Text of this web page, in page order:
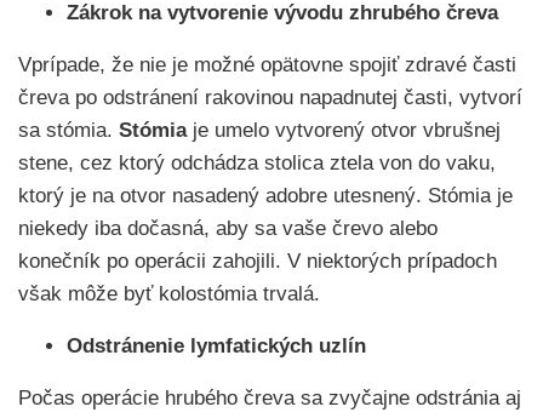
Zákrok na vytvorenie vývodu zhrubého čreva
Vprípade, že nie je možné opätovne spojiť zdravé časti
čreva po odstránení rakovinou napadnutej časti, vytvorí
sa stómia. Stómia je umelo vytvorený otvor vbrušnej
stene, cez ktorý odchádza stolica ztela von do vaku,
ktorý je na otvor nasadený adobre utesnený. Stómia je
niekedy iba dočasná, aby sa vaše črevo alebo
konečník po operácii zahojili. V niektorých prípadoch
však môže byť kolostómia trvalá.
Odstránenie lymfatických uzlín
Počas operácie hrubého čreva sa zvyčajne odstránia aj